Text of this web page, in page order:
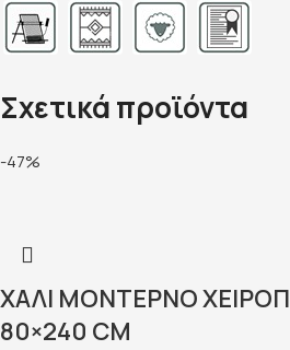
Σχετικά προϊόντα
-47%
ΧΑΛΊ MΟΝΤΈΡΝΟ
80×240 CM